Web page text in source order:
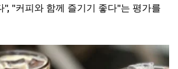
", "커피와 함께 즐기기 좋다"는 평가를